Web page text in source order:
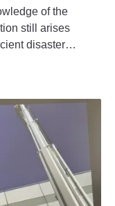
of the
still arises
people. In Subei